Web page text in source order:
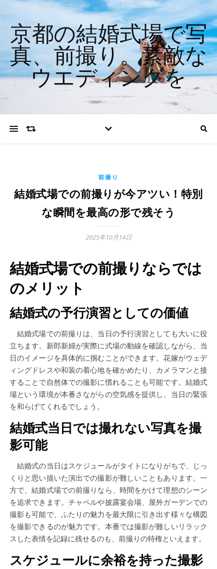
京都の結婚式場で写
真、前撮り。素敵な
ウエディングを
前撮り
結婚式場での前撮りが今アツい！特別
な瞬間を最高の形で残そう
2025年10月14日
結婚式場での前撮りならでは
のメリット
結婚式の予行演習としての価値
結婚式場での前撮りは、当日の予行演習としても大いに役
立ちます。新郎新婦が実際に式場の動線を確認しながら、当
日のイメージを具体的に掴むことができます。花嫁がウェデ
ィングドレスや和装の着心地を確かめたり、カメラマンと接
することで自然体での撮影に慣れることも可能です。結婚式
場という環境が本番さながらの空気感を提供し、当日の緊張
を和らげてくれるでしょう。
結婚式当日では撮れない写真を撮
影可能
結婚式の当日はスケジュールがタイトになりがちで、じっ
くりと思い描いた演出での撮影が難しいこともあります。一
方で、結婚式場での前撮りなら、時間をかけて理想のシーン
を追求できます。チャペルや披露宴会場、屋外ガーデンでの
撮影も可能で、ふたりの魅力を最大限に引き出す様々な構図
を撮影できるのが魅力です。本番では撮影が難しいリラック
スした表情を記録に残せるのも、前撮りの特権といえます。
スケジュールに余裕を持った撮影